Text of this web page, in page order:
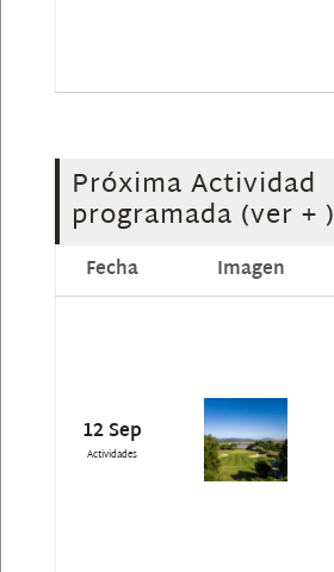
Próxima Actividad
programada (ver + )
Fecha Imagen
12 Sep
Actividades